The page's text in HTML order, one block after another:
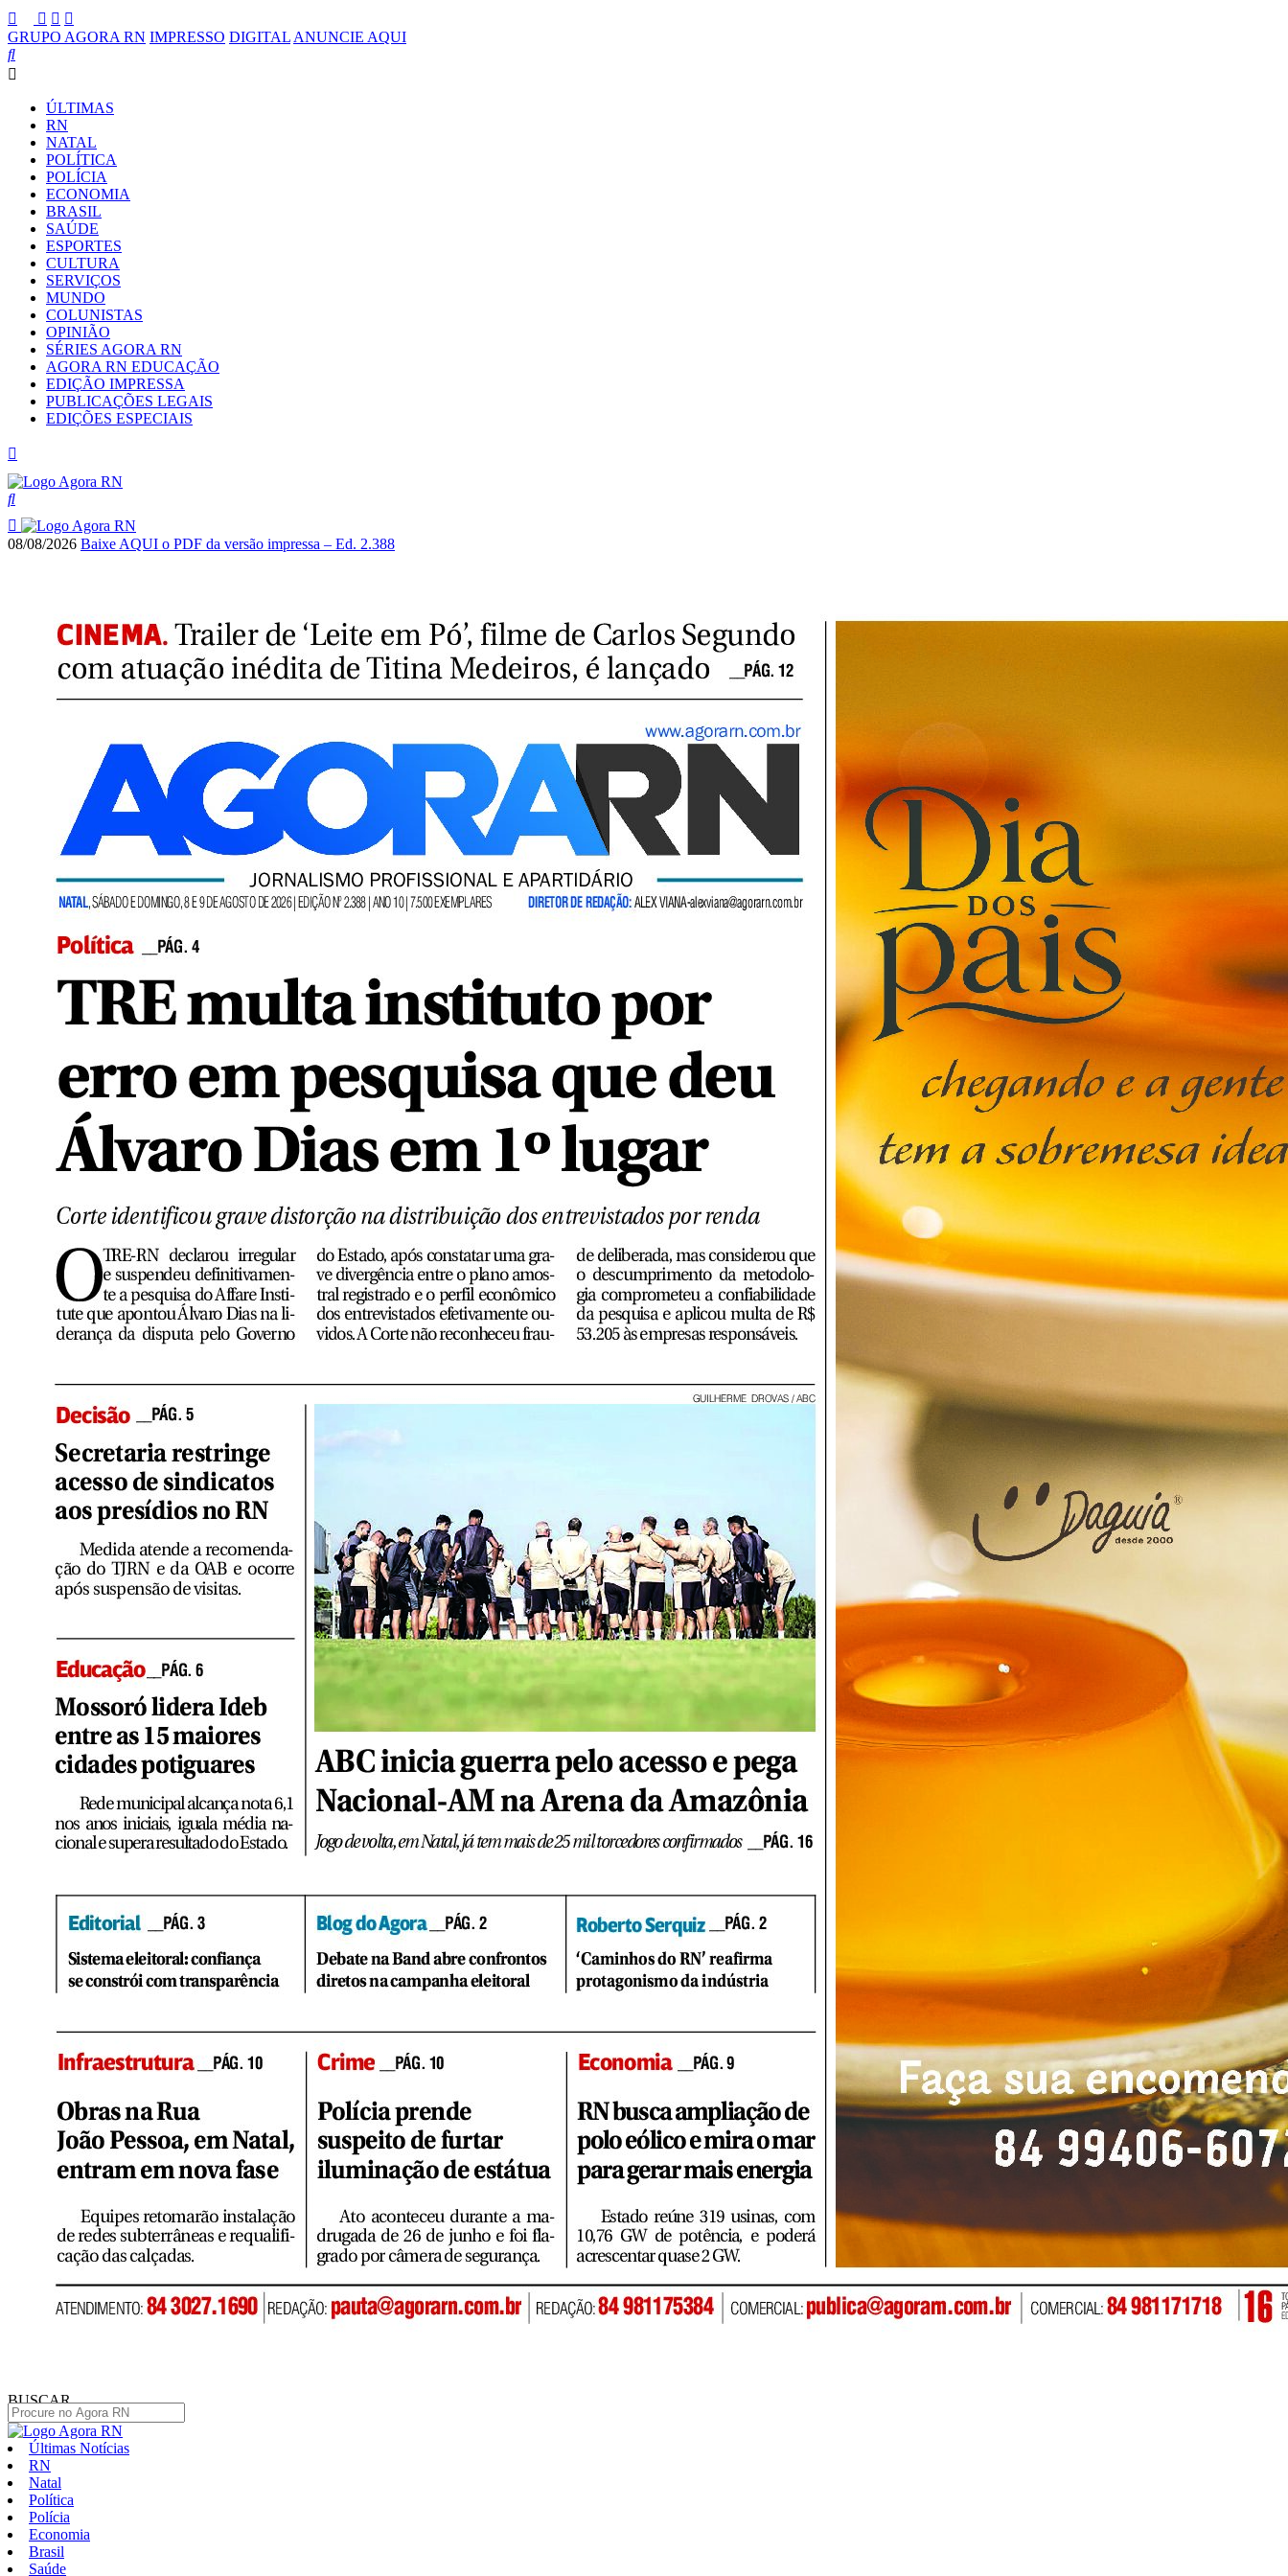
GRUPO AGORA RN IMPRESSO DIGITAL ANUNCIE AQUI
ÚLTIMAS
RN
NATAL
POLÍTICA
POLÍCIA
ECONOMIA
BRASIL
SAÚDE
ESPORTES
CULTURA
SERVIÇOS
MUNDO
COLUNISTAS
OPINIÃO
SÉRIES AGORA RN
AGORA RN EDUCAÇÃO
EDIÇÃO IMPRESSA
PUBLICAÇÕES LEGAIS
EDIÇÕES ESPECIAIS
08/08/2026 Baixe AQUI o PDF da versão impressa – Ed. 2.388
BUSCAR
Últimas Notícias
RN
Natal
Política
Polícia
Economia
Brasil
Saúde